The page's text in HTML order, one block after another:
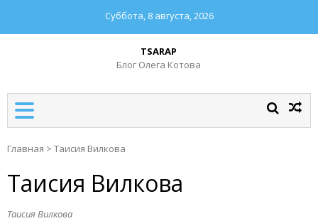
Суббота, 8 августа, 2026
TSARAP
Блог Олега Котова
Главная > Таисия Вилкова
Таисия Вилкова
Таисия Вилкова